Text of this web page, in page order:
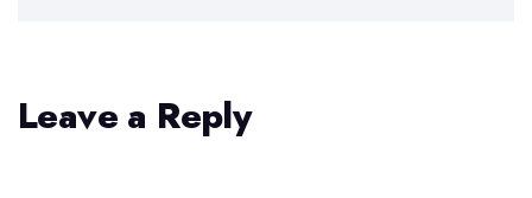
Leave a Reply